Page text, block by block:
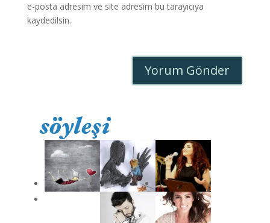
e-posta adresim ve site adresim bu tarayıcıya
kaydedilsin.